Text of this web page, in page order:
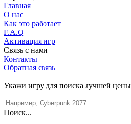
Главная
О нас
Как это работает
F.A.Q
Активация игр
Связь с нами
Контакты
Обратная связь
Укажи игру для поиска лучшей цены
Поиск...